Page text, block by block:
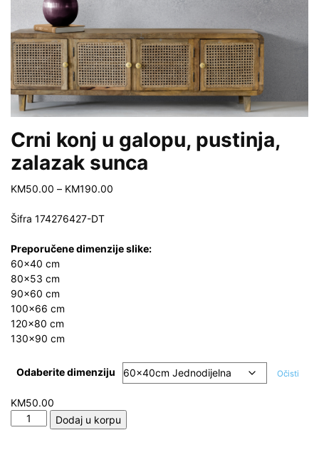
Crni konj u galopu, pustinja,
zalazak sunca
KM50.00 – KM190.00
KM190.00
Šifra 174276427-DT
Preporučene dimenzije slike:
60×40 cm
80×53 cm
90×60 cm
100×66 cm
120×80 cm
130×90 cm
Odaberite dimenziju Očisti
KM50.00
Crni
Dodaj u korpu